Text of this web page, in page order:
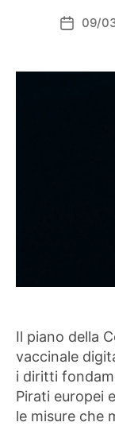
Data09/
Il piano della
vaccinale
i diritti
Pirati europei
le misure che